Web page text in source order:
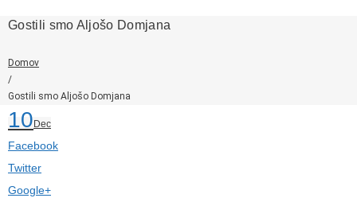
Gostili smo Aljošo Domjana
Domov
/
Gostili smo Aljošo Domjana
10 Dec
Facebook
Twitter
Google+